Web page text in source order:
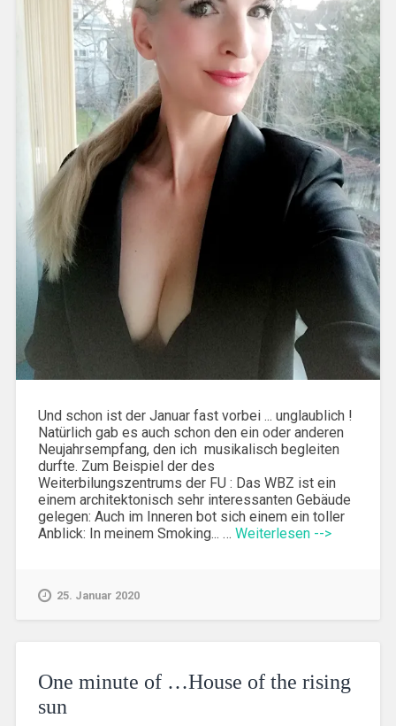
Und schon ist der Januar fast vorbei ... unglaublich !
Natürlich gab es auch schon den ein oder anderen
Neujahrsempfang, den ich musikalisch begleiten
durfte. Zum Beispiel der des
Weiterbilungszentrums der FU : Das WBZ ist ein
einem architektonisch sehr interessanten Gebäude
gelegen: Auch im Inneren bot sich einem ein toller
Anblick: In meinem Smoking... … Weiterlesen -->
25. Januar 2020
One minute of …House of the rising
sun